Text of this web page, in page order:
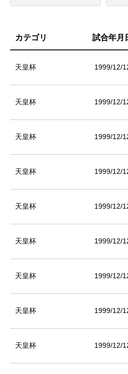
カテゴリ 試合年月
天皇杯 1999/12/
天皇杯 1999/12/
天皇杯 1999/12/
天皇杯 1999/12/
天皇杯 1999/12/
天皇杯 1999/12/
天皇杯 1999/12/
天皇杯 1999/12/
天皇杯 1999/12/